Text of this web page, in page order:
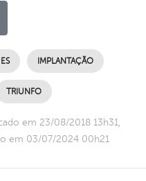
IMPLANTAÇÃO
TRIUNFO
em 23/08/2018 13h31,
em 03/07/2024 00h21